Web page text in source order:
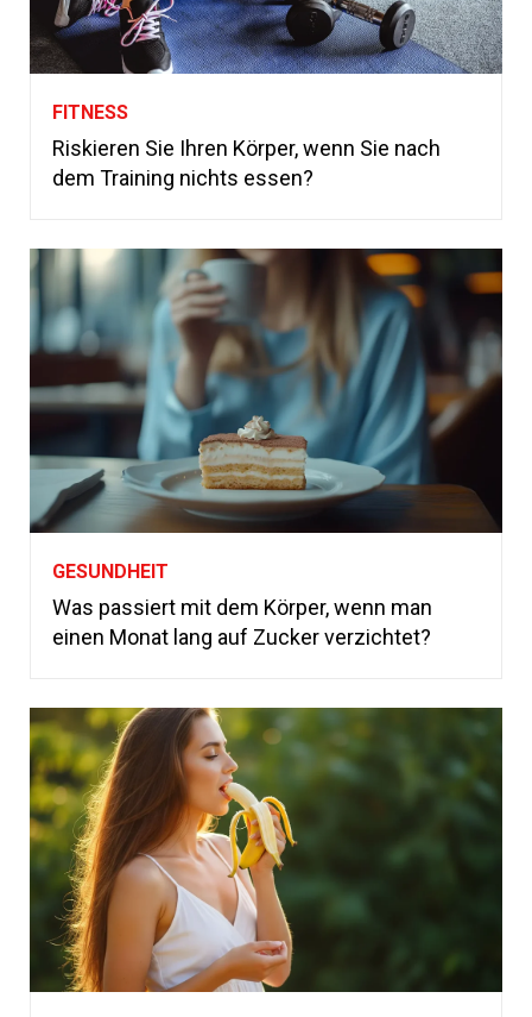
FITNESS
Riskieren Sie Ihren Körper, wenn Sie nach
dem Training nichts essen?
GESUNDHEIT
Was passiert mit dem Körper, wenn man
einen Monat lang auf Zucker verzichtet?